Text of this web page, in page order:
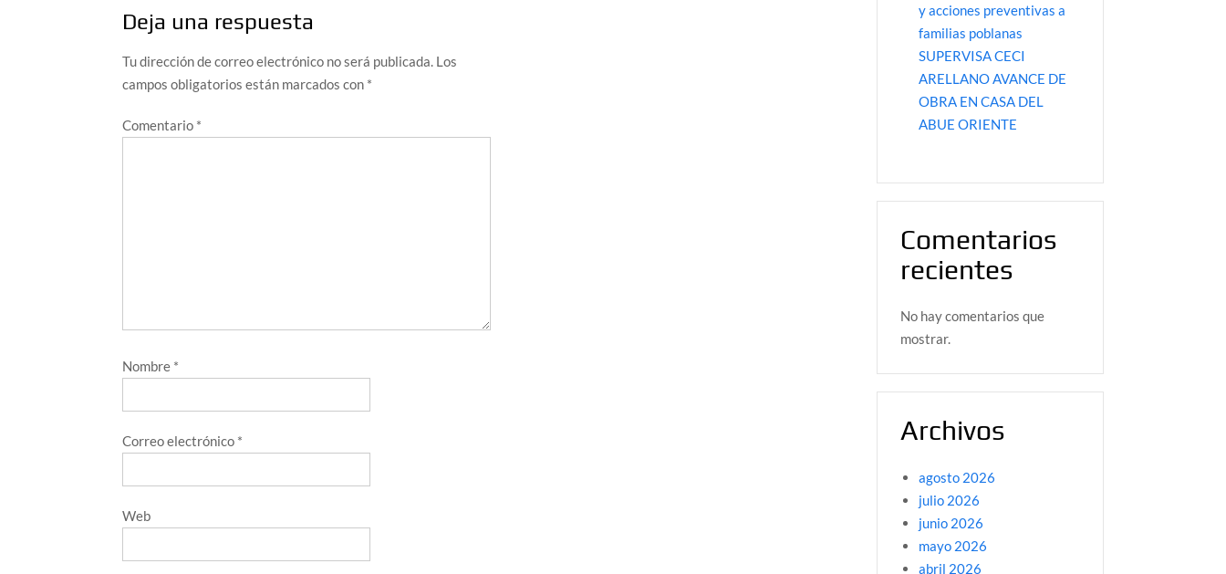
Deja una respuesta
Tu dirección de correo electrónico no será publicada. Los
campos obligatorios están marcados con *
Comentario *
Nombre *
Correo electrónico *
Web
y acciones preventivas a
familias poblanas
SUPERVISA CECI
ARELLANO AVANCE DE
OBRA EN CASA DEL
ABUE ORIENTE
Comentarios
recientes
No hay comentarios que
mostrar.
Archivos
agosto 2026
julio 2026
junio 2026
mayo 2026
abril 2026